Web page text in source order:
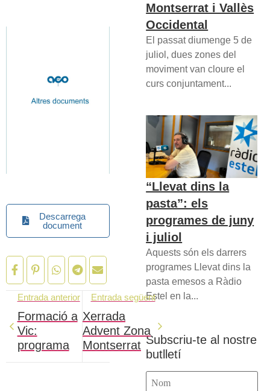
Descarrega
document
Entrada anterior
Formació a
Vic:
programa
Entrada següent
Xerrada
Advent Zona
Montserrat
Montserrat i Vallès
Occidental
El passat diumenge 5 de
juliol, dues zones del
moviment van cloure el
curs conjuntament...
“Llevat dins la
pasta”: els
programes de juny
i juliol
Aquests són els darrers
programes Llevat dins la
pasta emesos a Ràdio
Estel en la...
Subscriu-te al nostre
butlletí